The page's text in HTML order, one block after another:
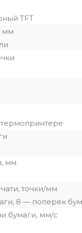
TFT
мм
мм
точки/мм
8 — поперек
бумаги, мм/c